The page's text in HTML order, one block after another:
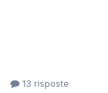
Il termine "Betula"
è...
13 risposte